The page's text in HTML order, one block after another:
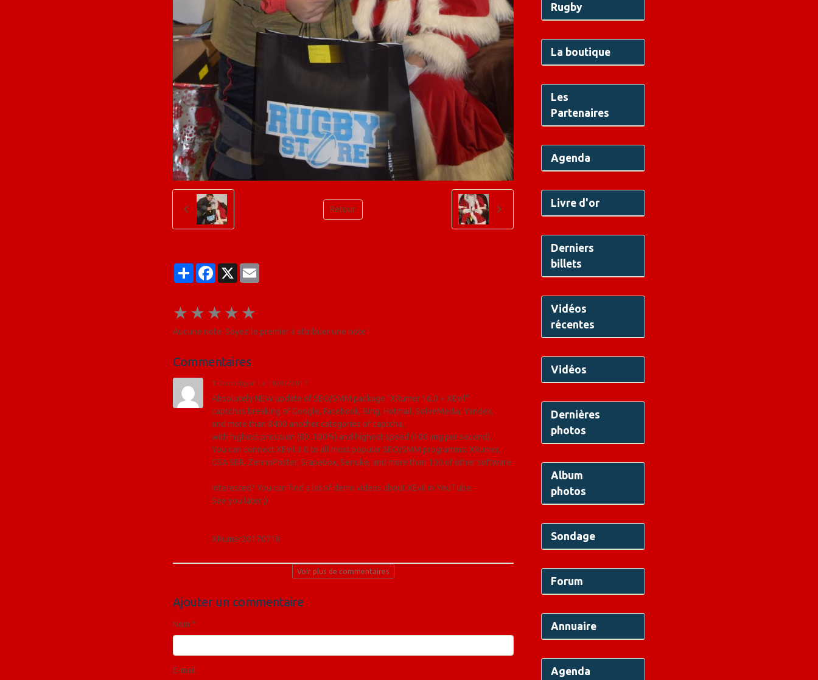
Retour
PartagerFacebook
X Email
★ ★ ★ ★ ★
Aucune note. Soyez le premier à attribuer une note !
Commentaires
1 Dorothyjaf Le 18/07/2017
Absolutely NEW update of SEO/SMM package "XRumer 16.0 + XEvil":
captchas breaking of Google, Facebook, Bing, Hotmail, SolveMedia, Yandex,
and more than 8400 another categories of captcha,
with highest precision (80..100%) and highest speed (100 img per second).
You can connect XEvil 3.0 to all most popular SEO/SMM programms: XRumer,
GSA SER, ZennoPoster, Srapebox, Senuke, and more than 100 of other software.
Interested? You can find a lot of demo videos about XEvil in YouTube.
See you later ;)
XRumer20170718
Voir plus de commentaires
Ajouter un commentaire
Nom
E-mail
Rugby
La boutique
Les
Partenaires
Agenda
Livre d'or
Derniers
billets
Vidéos
récentes
Vidéos
Dernières
photos
Album
photos
Sondage
Forum
Annuaire
Agenda